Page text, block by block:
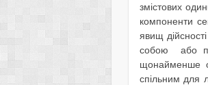
змістових
компоненти
явищ
собою або
щонайменше
спільним для